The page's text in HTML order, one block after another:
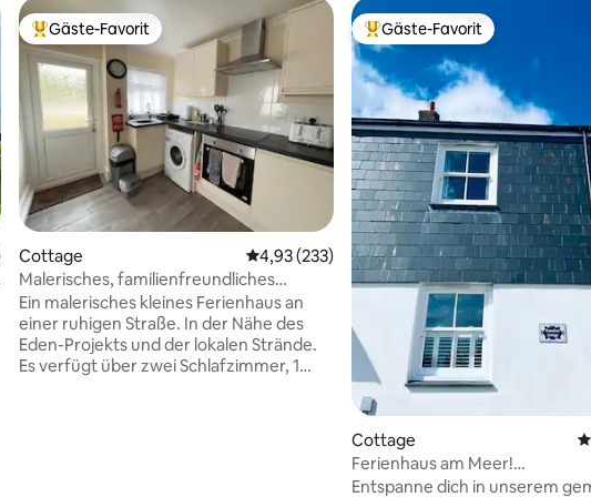
Bewertung: 4,97 von 5, 158 Bewertungen
Beliebter Gäste-Favorit.
Gäste-Favorit
Cottage Durchschnittliche Bewertung: 4,93 von 5,
4,93 (233)
Malerisches, familienfreundliches
Ferienhaus
Ein malerisches kleines Ferienhaus an
einer ruhigen Straße. In der Nähe des
Eden-Projekts und der lokalen Strände.
Es verfügt über zwei Schlafzimmer, 1
Beliebter Gäste-Favorit.
Gäste-Favorit
Cottage
Ferienhaus am Meer!
Küstenwanderungen, Strände
Entspanne dich in unserem